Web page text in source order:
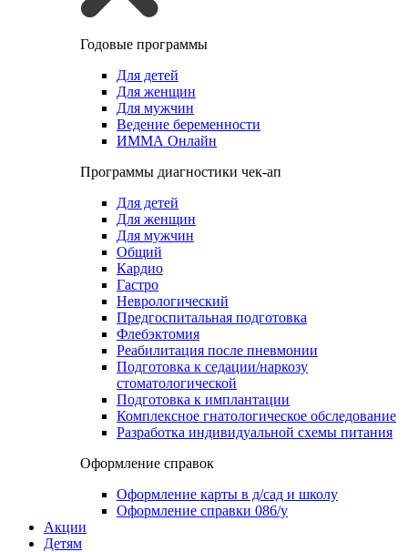
Годовые программы
Для детей
Для женщин
Для мужчин
Ведение беременности
ИММА Онлайн
Программы диагностики чек-ап
Для детей
Для женщин
Для мужчин
Общий
Кардио
Гастро
Неврологический
Предгоспитальная подготовка
Флебэктомия
Реабилитация после пневмонии
Подготовка к седации/наркозу
стоматологической
Подготовка к имплантации
Комплексное гнатологическое обследование
Разработка индивидуальной схемы питания
Оформление справок
Оформление карты в д/сад и школу
Оформление справки 086/у
Акции
Детям